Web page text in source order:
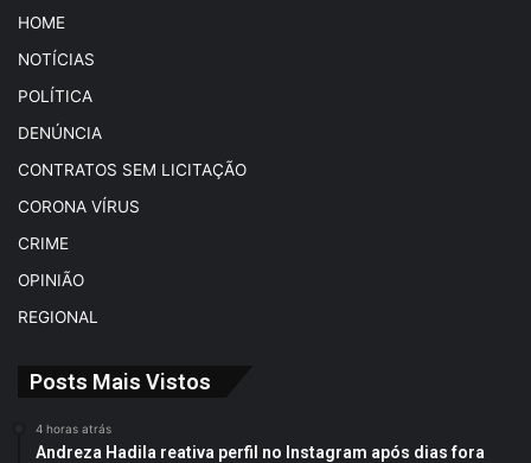
HOME
NOTÍCIAS
POLÍTICA
DENÚNCIA
CONTRATOS SEM LICITAÇÃO
CORONA VÍRUS
CRIME
OPINIÃO
REGIONAL
Posts Mais Vistos
4 horas atrás
Andreza Hadila reativa perfil no Instagram após dias fora